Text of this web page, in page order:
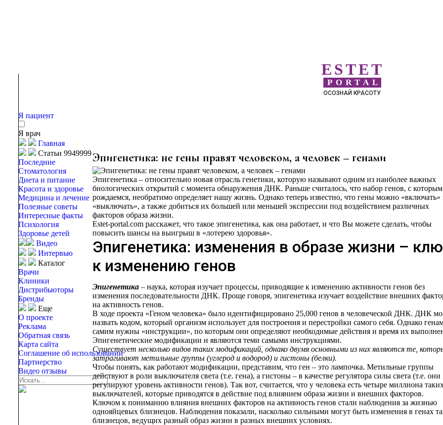
ESTET
PORTAL
ОСОЗНАЙ КРАСОТУ
Я пациент
Я врач
Главная
Статьи 9949999
Последние
Стоматология
Диета и питание
Красота и здоровье
Медицина и лечение
Полезные советы
Интересные факты
Психология
Здоровье детей
Видео
Интервью
Каталог
Врачи
Клиники
Дистрибьюторы
Бренды
Еще
О проекте
Реклама
Обратная связь
Карта сайта
Соглашение об использовании
Партнерство
Видео отзывы
Эпигенетика: не гены правят человеком, а человек – генами
Эпигенетика – относительно новая отрасль генетики, которую называют одним из наиболее важных
биологических открытий с момента обнаружения ДНК. Раньше считалось, что набор генов, с
рождаемся, необратимо определяет нашу жизнь. Однако теперь известно, что гены можно «включать»
«выключать», а также добиться их большей или меньшей экспрессии под воздействием различных
факторов образа жизни.
Estet-portal.com расскажет, что такое эпигенетика, как она работает, и что Вы можете сделать, чтобы
повысить шансы на выигрыш в «лотерею здоровья».
Эпигенетика: изменения в образе жизни –
к изменению генов
Эпигенетика– наука, которая изучает процессы, приводящие к изменению активности генов без
изменения последовательности ДНК. Проще говоря, эпигенетика изучает воздействие внешних
на активность генов.
В ходе проекта «Геном человека» было идентифицировано 25,000 генов в человеческой ДНК. ДНК
назвать кодом, который организм использует для построения и перестройки самого себя. Однако
самим нужны «инструкции», по которым они определяют необходимые действия и время их
Эпигенетические модификации и являются теми самыми инструкциями.
Существует несколько видов таких модификаций, однако двумя основными из них являются те,
затрагивают метильные группы (углерод и водород) и гистоны (белки).
Чтобы понять, как работают модификации, представим, что ген – это лампочка. Метильные группы
действуют в роли выключателя света (т.е. гена), а гистоны – в качестве регулятора силы света (т.е. они
регулируют уровень активности генов). Так вот, считается, что у человека есть четыре миллиона
выключателей, которые приводятся в действие под влиянием образа жизни и внешних факторов.
Ключом к пониманию влияния внешних факторов на активность генов стали наблюдения за жизнью
однояйцевых близнецов. Наблюдения показали, насколько сильными могут быть изменения в генах
близнецов, ведущих разный образ жизни в разных внешних условиях.